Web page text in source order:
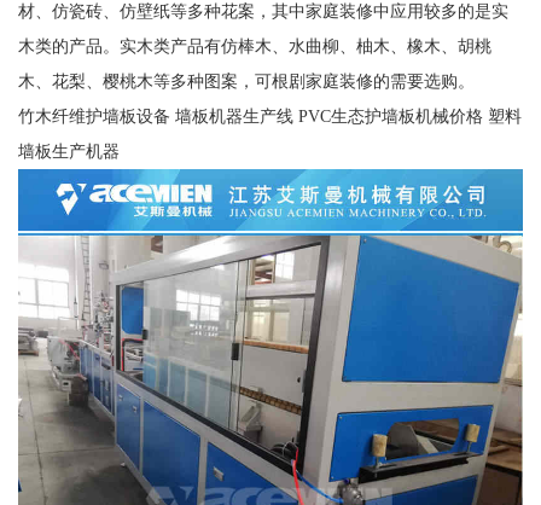
材、仿瓷砖、仿壁纸等多种花案，其中家庭装修中应用较多的是实
木类的产品。实木类产品有仿棒木、水曲柳、柚木、橡木、胡桃
木、花梨、樱桃木等多种图案，可根剧家庭装修的需要选购。
竹木纤维护墙板设备 墙板机器生产线 PVC生态护墙板机械价格 塑料
墙板生产机器